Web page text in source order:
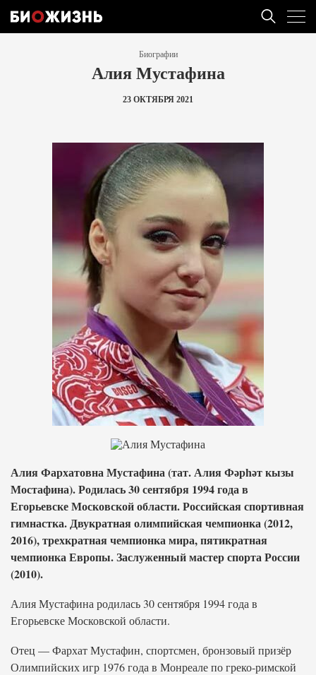
Биографии
Алия Мустафина
23 ОКТЯБРЯ 2021
Алия Фархатовна Мустафина (тат. Алия Фәрһәт кызы
Мостафина). Родилась 30 сентября 1994 года в
Егорьевске Московской области. Российская спортивная
гимнастка. Двукратная олимпийская чемпионка (2012,
2016), трехкратная чемпионка мира, пятикратная
чемпионка Европы. Заслуженный мастер спорта России
(2010).
Алия Мустафина родилась 30 сентября 1994 года в
Егорьевске Московской области.
Отец — Фархат Мустафин, спортсмен, бронзовый призёр
Олимпийских игр 1976 года в Монреале по греко-римской